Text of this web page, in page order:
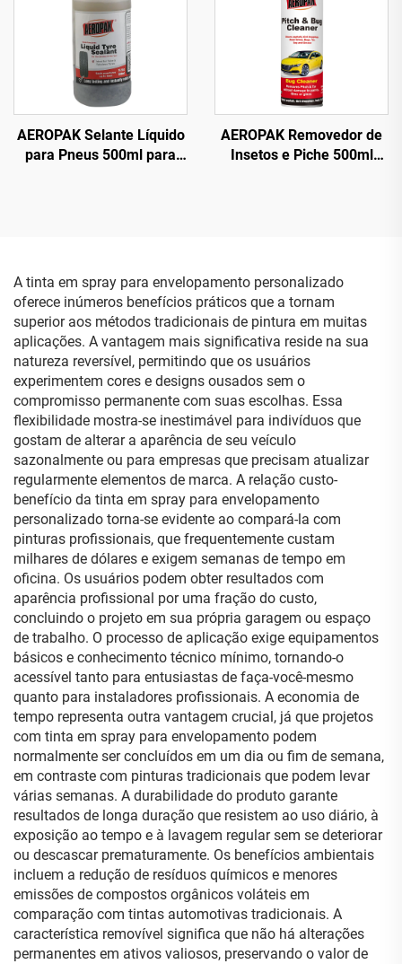
AEROPAK Selante Líquido
para Pneus 500ml para
AEROPAK Removedor de
Insetos e Piche 500ml
A tinta em spray para envelopamento personalizado
oferece inúmeros benefícios práticos que a tornam
superior aos métodos tradicionais de pintura em muitas
aplicações. A vantagem mais significativa reside na sua
natureza reversível, permitindo que os usuários
experimentem cores e designs ousados sem o
compromisso permanente com suas escolhas. Essa
flexibilidade mostra-se inestimável para indivíduos que
gostam de alterar a aparência de seu veículo
sazonalmente ou para empresas que precisam atualizar
regularmente elementos de marca. A relação custo-
benefício da tinta em spray para envelopamento
personalizado torna-se evidente ao compará-la com
pinturas profissionais, que frequentemente custam
milhares de dólares e exigem semanas de tempo em
oficina. Os usuários podem obter resultados com
aparência profissional por uma fração do custo,
concluindo o projeto em sua própria garagem ou espaço
de trabalho. O processo de aplicação exige equipamentos
básicos e conhecimento técnico mínimo, tornando-o
acessível tanto para entusiastas de faça-você-mesmo
quanto para instaladores profissionais. A economia de
tempo representa outra vantagem crucial, já que projetos
com tinta em spray para envelopamento podem
normalmente ser concluídos em um dia ou fim de semana,
em contraste com pinturas tradicionais que podem levar
várias semanas. A durabilidade do produto garante
resultados de longa duração que resistem ao uso diário, à
exposição ao tempo e à lavagem regular sem se deteriorar
ou descascar prematuramente. Os benefícios ambientais
incluem a redução de resíduos químicos e menores
emissões de compostos orgânicos voláteis em
comparação com tintas automotivas tradicionais. A
característica removível significa que não há alterações
permanentes em ativos valiosos, preservando o valor de